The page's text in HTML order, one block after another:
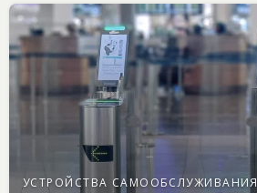
УСТРОЙСТВА САМООБСЛУЖИВАНИЯ